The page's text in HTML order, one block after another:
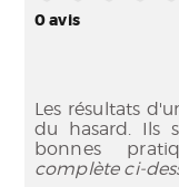
0avis
Les résultats
du hasard. Ils
bonnes
complète ci-